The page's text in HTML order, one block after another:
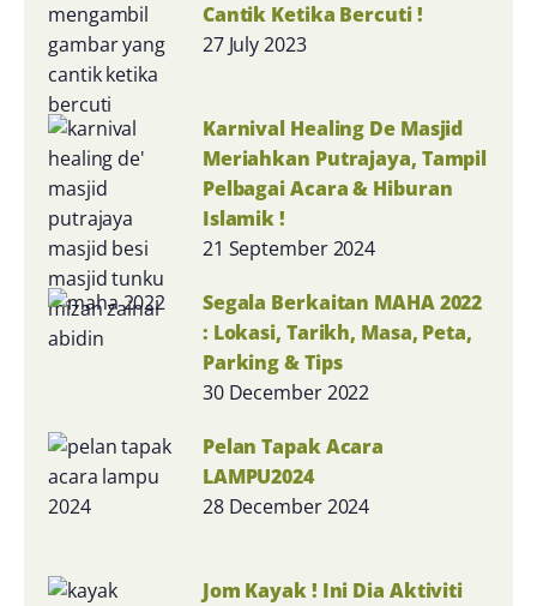
Cantik Ketika Bercuti !
27 July 2023
Karnival Healing De Masjid
Meriahkan Putrajaya, Tampil
Pelbagai Acara & Hiburan
Islamik !
21 September 2024
Segala Berkaitan MAHA 2022
: Lokasi, Tarikh, Masa, Peta,
Parking & Tips
30 December 2022
Pelan Tapak Acara
LAMPU2024
28 December 2024
Jom Kayak ! Ini Dia Aktiviti